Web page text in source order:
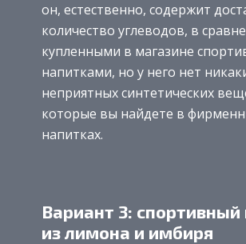
он, естественно, содержит
количество углеводов, в
купленными в магазине
напитками, но у него нет
неприятных синтетических
которые вы найдете в
напитках.
Вариант 3: спортивный
из лимона и имбиря